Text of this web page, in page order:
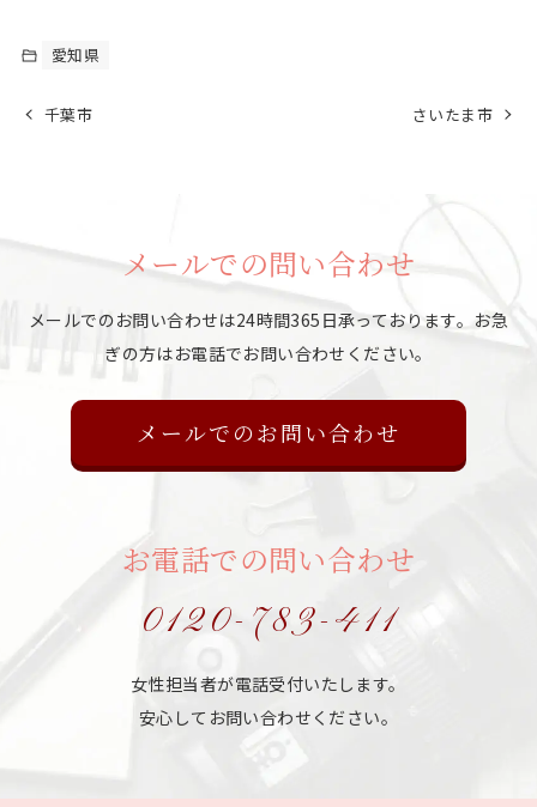
愛知県
千葉市 さいたま市
メールでの問い合わせ
メールでのお問い合わせは24時間365日承っております。 お急
ぎの方はお電話でお問い合わせください。
メールでのお問い合わせ
お電話での問い合わせ
0120-783-411
女性担当者が電話受付いたします。
安心してお問い合わせください。